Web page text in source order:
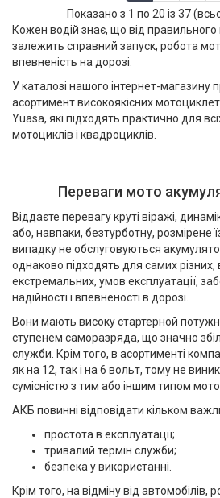
Показано з 1 по 20 із 37
Кожен водій знає, що від
залежить справний запуск, робота
впевненість на дорозі.
У каталозі нашого інтернет-магазину
асортимент високоякісних
Yuasa, які підходять практично для
мотоциклів і квадроциклів.
Переваги мото
Віддаєте перевагу круті віражі,
або, навпаки, безтурботну, розмірене
випадку не обслуговуються
однаково підходять для самих різних,
екстремальних, умов експлуатації,
надійності і впевненості в дорозі.
Вони мають високу стартерной
ступенем саморазряда, що значно
служби. Крім того, в асортименті
як на 12, так і на 6 вольт, тому не
сумісністю з тим або іншим типом
АКБ повинні відповідати кільком
простота в експлуатації;
тривалий термін служби;
безпека у використанні.
Крім того, на відміну від автомобілів,